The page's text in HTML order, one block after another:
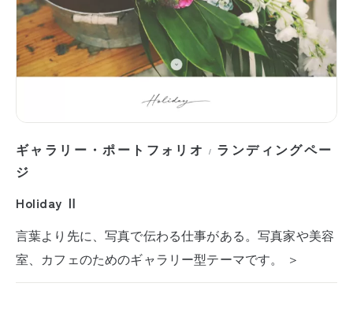
ギャラリー・ポートフォリオ / ランディングペー
ジ
Holiday Ⅱ
言葉より先に、写真で伝わる仕事がある。写真家や美容
室、カフェのためのギャラリー型テーマです。 ＞